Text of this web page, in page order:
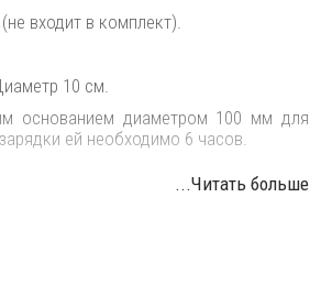
входит в комплект).
10 см.
основанием диаметром 100 мм для
ей необходимо 6 часов.
...Читать больше